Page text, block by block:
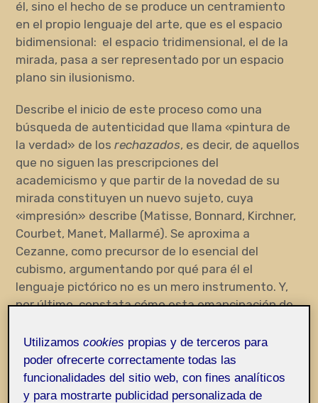
él, sino el hecho de se produce un centramiento
en el propio lenguaje del arte, que es el espacio
bidimensional: el espacio tridimensional, el de la
mirada, pasa a ser representado por un espacio
plano sin ilusionismo.
Describe el inicio de este proceso como una
búsqueda de autenticidad que llama «pintura de
la verdad» de losrechazados, es decir, de aquellos
que no siguen las prescripciones del
academicismo y que partir de la novedad de su
mirada constituyen un nuevo sujeto, cuya
«impresión» describe (Matisse, Bonnard, Kirchner,
Courbet, Manet, Mallarmé). Se aproxima a
Cezanne, como precursor de lo esencial del
cubismo, argumentando por qué para él el
lenguaje pictórico no es un mero instrumento. Y,
por último, constata cómo esta emancipación de
visuales sin conexión con el mundo empírico
(Malevich) pero que, paradójicamente, sí lo
representan (lo que ejemplifica con la noción de
equilibrio en Mondrian).
Utilizamoscookies propias y de terceros para
poder ofrecerte correctamente todas las
funcionalidades del sitio web, con fines analíticos
y para mostrarte publicidad personalizada de